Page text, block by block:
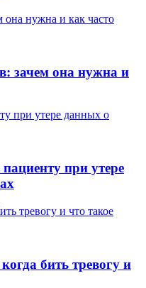
она нужна и как часто
зачем она нужна и
при утере данных о
при утере
тревогу и что такое
бить тревогу и